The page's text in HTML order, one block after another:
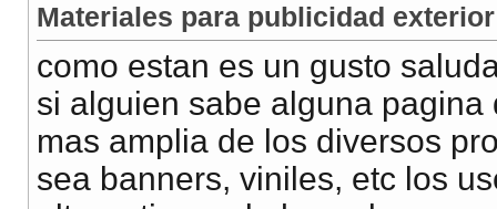
Materiales para publicidad exterior
como estan es un gusto
si alguien sabe alguna
mas amplia de los diversos
sea banners, viniles, etc los